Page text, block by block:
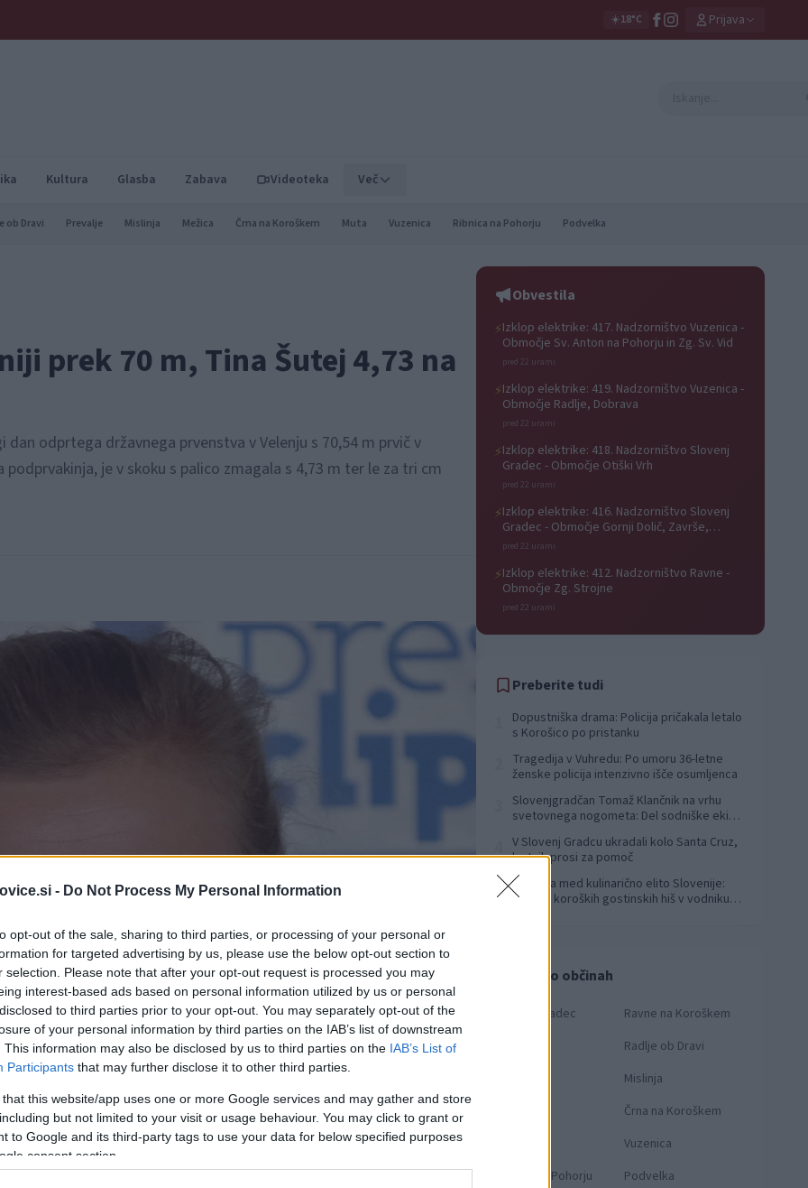
- Do Not Process My Personal Information
opt-out of the sale, sharing to third parties, or processing of your personal or
for targeted advertising by us, please use the below opt-out section to
selection. Please note that after your opt-out request is processed you may
interest-based ads based on personal information utilized by us or personal
to third parties prior to your opt-out. You may separately opt-out of the
of your personal information by third parties on the IAB’s list of downstream
This information may also be disclosed by us to third parties on the IAB’s List of
Participants that may further disclose it to other third parties.
that this website/app uses one or more Google services and may gather and store
but not limited to your visit or usage behaviour. You may click to grant or
to Google and its third-party tags to use your data for below specified purposes
consent section.
☀️18°C Prijava
Kultura Glasba Zabava Videoteka Več
ob Dravi Prevalje Mislinja Mežica Črna na Koroškem Muta Vuzenica Ribnica na Pohorju Podvelka
prek 70 m, Tina Šutej 4,73 na
odprtega državnega prvenstva v Velenju s 70,54 m prvič v
je v skoku s palico zmagala s 4,73 m ter le za tri cm
Obvestila
⚡Izklop elektrike: 417. Nadzorništvo Vuzenica -
Območje Sv. Anton na Pohorju in Zg. Sv. Vid
pred 22 urami
⚡Izklop elektrike: 419. Nadzorništvo Vuzenica -
Območje Radlje, Dobrava
pred 22 urami
⚡Izklop elektrike: 418. Nadzorništvo Slovenj
Gradec - Območje Otiški Vrh
pred 22 urami
⚡Izklop elektrike: 416. Nadzorništvo Slovenj
Gradec - Območje Gornji Dolič, Završe,
Kozjak, Tolsti vrh pri Mislinji, Srednji Dolič,
pred 22 urami
⚡Izklop elektrike: 412. Nadzorništvo Ravne -
Območje Zg. Strojne
pred 22 urami
Preberite tudi
Dopustniška drama: Policija pričakala letalo
s Korošico po pristanku
Tragedija v Vuhredu: Po umoru 36-letne
ženske policija intenzivno išče osumljenca
Slovenjgradčan Tomaž Klančnik na vrhu
svetovnega nogometa: Del sodniške ekipe
V Slovenj Gradcu ukradali kolo Santa Cruz,
lastnik prosi za pomoč
5 Koroška med kulinarično elito Slovenije:
Sedem koroških gostinskih hiš v vodniku
Novice po občinah
Slovenj Gradec
Ravne na Koroškem
Radlje ob Dravi
Mislinja
Črna na Koroškem
Vuzenica
Ribnica na Pohorju
Podvelka